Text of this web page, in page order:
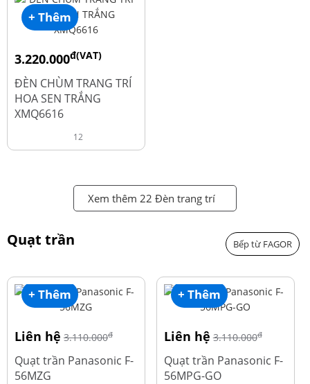
+ Thêm
3.220.000đ(VAT)
4.600.000
ĐÈN CHÙM TRANG TRÍ
HOA SEN TRẮNG
XMQ6616
12
Xem thêm 22 Đèn trang trí
Quạt trần Bếp từ FAGOR
+ Thêm
Liên hệ 3.110.000đ
Quạt trần Panasonic F-
56MZG
+ Thêm
Liên hệ 3.110.000đ
Quạt trần Panasonic F-
56MPG-GO